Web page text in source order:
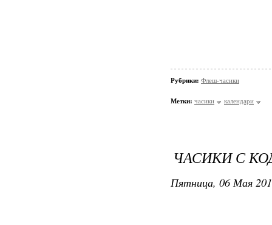
Рубрики: Флеш-часики
Метки: часики календари
ЧАСИКИ С
Пятница, 06 Мая